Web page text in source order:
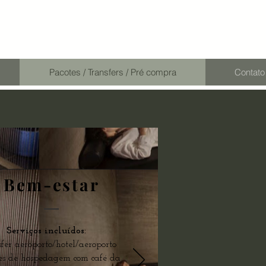
Pacotes / Transfers / Pré compra Contato
Bem-estar
Serviços incluídos:
aeroporto/hotel/aeroporto
de hospedagem com café da